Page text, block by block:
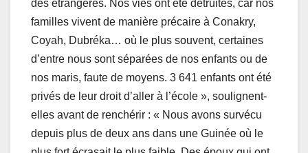
des étrangères. Nos vies ont été détruites, car nos
familles vivent de manière précaire à Conakry,
Coyah, Dubréka… où le plus souvent, certaines
d’entre nous sont séparées de nos enfants ou de
nos maris, faute de moyens. 3 641 enfants ont été
privés de leur droit d’aller à l’école », soulignent-
elles avant de renchérir : « Nous avons survécu
depuis plus de deux ans dans une Guinée où le